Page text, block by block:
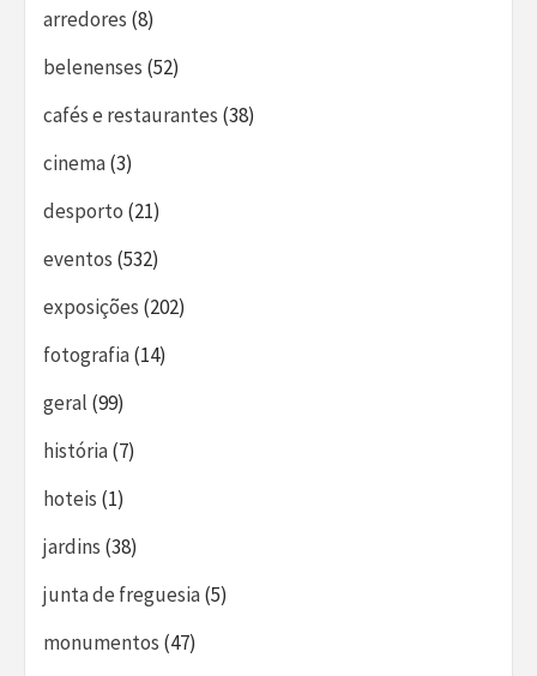
arredores (8)
belenenses (52)
cafés e restaurantes (38)
cinema(3)
desporto (21)
eventos (532)
exposições (202)
fotografia(14)
geral (99)
história(7)
hoteis (1)
jardins (38)
junta de freguesia(5)
monumentos (47)